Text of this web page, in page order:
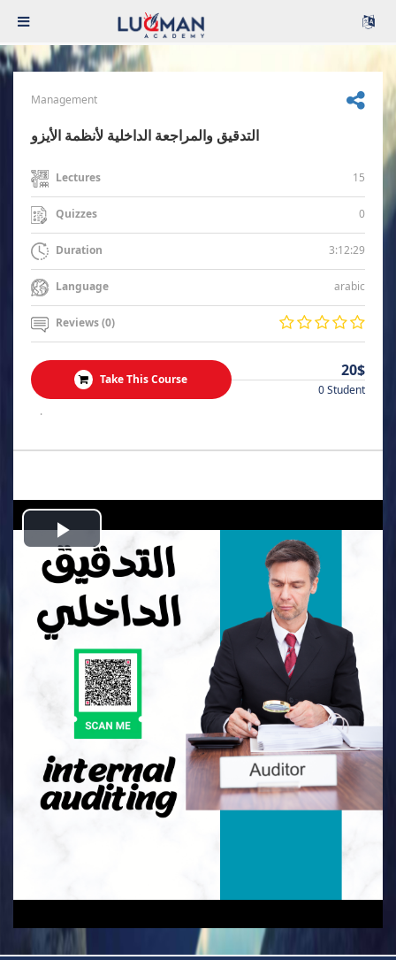
Management
التدقيق والمراجعة الداخلية لأنظمة الأيزو
Lectures 15
Quizzes 0
Duration 3:12:29
Language arabic
Reviews (0)
Take This Course 20$
0 Student
.
Play
Video